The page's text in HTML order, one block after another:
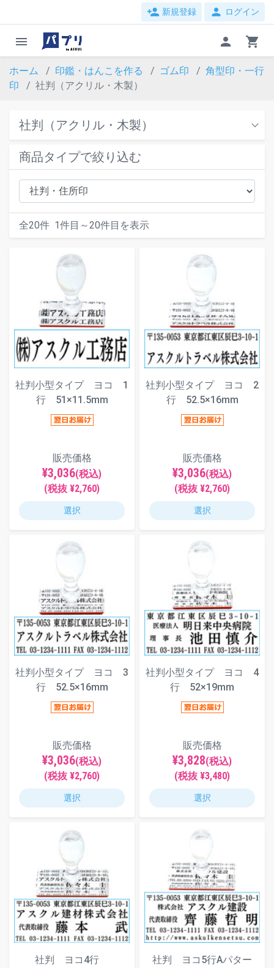
person_add 新規登録 person ログイン
menu person shopping_cart
ホーム 印鑑・はんこを作る ゴム印
角型印・一行
印
社判（アクリル・木製）
社判（アクリル・木製）
商品タイプで絞り込む
全20件 1件目～20件目を表示
社判小型タイプ ヨコ 1
行 51×11.5mm
販売価格
¥3,036(税込)
(税抜 ¥2,760)
選択
社判小型タイプ ヨコ 2
行 52.5×16mm
販売価格
¥3,036(税込)
(税抜 ¥2,760)
選択
社判小型タイプ ヨコ 3
行 52.5×16mm
販売価格
¥3,036(税込)
(税抜 ¥2,760)
選択
社判小型タイプ ヨコ 4
行 52×19mm
販売価格
¥3,828(税込)
(税抜 ¥3,480)
選択
社判 ヨコ4行
社判 ヨコ5行Aパター